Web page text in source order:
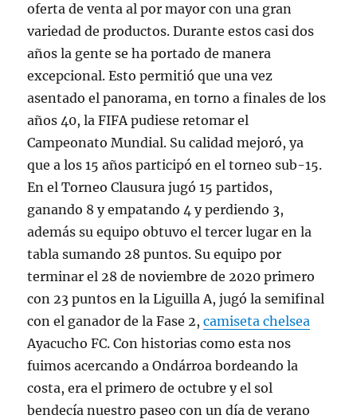
oferta de venta al por mayor con una gran
variedad de productos. Durante estos casi dos
años la gente se ha portado de manera
excepcional. Esto permitió que una vez
asentado el panorama, en torno a finales de los
años 40, la FIFA pudiese retomar el
Campeonato Mundial. Su calidad mejoró, ya
que a los 15 años participó en el torneo sub-15.
En el Torneo Clausura jugó 15 partidos,
ganando 8 y empatando 4 y perdiendo 3,
además su equipo obtuvo el tercer lugar en la
tabla sumando 28 puntos. Su equipo por
terminar el 28 de noviembre de 2020 primero
con 23 puntos en la Liguilla A, jugó la semifinal
con el ganador de la Fase 2,camiseta chelsea
Ayacucho FC. Con historias como esta nos
fuimos acercando a Ondárroa bordeando la
costa, era el primero de octubre y el sol
bendecía nuestro paseo con un día de verano